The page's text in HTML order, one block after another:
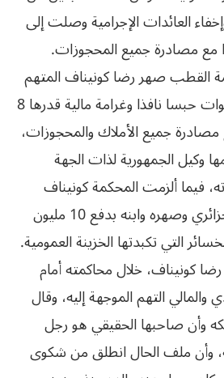
العائدات الإجرامية وصلت إلى
القطب صهر رضا كونيناف المتهم
“ن. عبد العزيز” بـ4 سنوات حبسا نافذا وغرامة مالية قدرها 8
مصادرة جميع الأملاك والمحجوزات،
وكيل الجمهورية لذات الجهة
فيما ألزمت المحكمة كونيناف
بدفع 30 مليون دينار جزائري وصهره وابنه بدفع 10 مليون
التي تكبدتها الخزينة العمومية.
كونيناف، خلال محاكمته أمام
التهم الموجهة إليه، وقال
وأن صاحبها الحقيقي هو رجل
وأن ملف الحال انطلق من شكوى